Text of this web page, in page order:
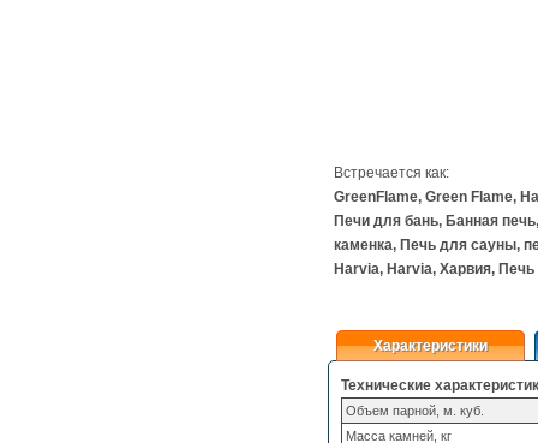
Встречается как:
GreenFlame, Green Flame,
Печи для бань, Банная
каменка, Печь для сауны,
Harvia, Harvia, Харвия,
Характеристики
Технические
Объем парной, м. куб.
Масса камней, кг